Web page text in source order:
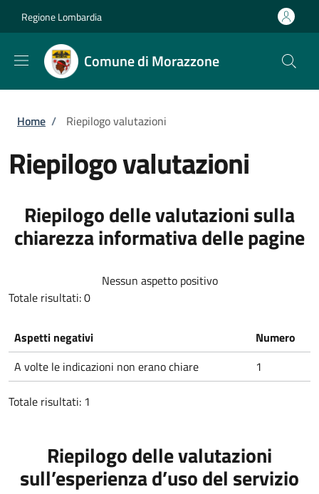
Regione Lombardia
Comune di Morazzone
Briciole di pane
Home / Riepilogo valutazioni
Riepilogo valutazioni
Riepilogo delle valutazioni sulla
chiarezza informativa delle pagine
Nessun aspetto positivo
Totale risultati: 0
Aspetti negativi
Numero
A volte le indicazioni non erano chiare
1
Totale risultati: 1
Riepilogo delle valutazioni
sull’esperienza d’uso del servizio